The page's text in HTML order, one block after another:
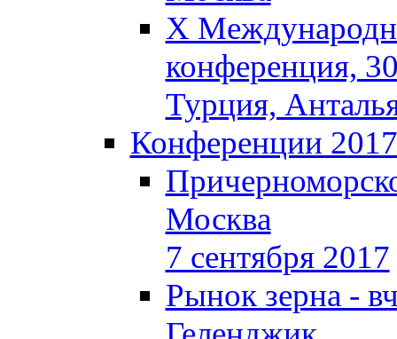
X
конференция,
Турция,
Конференции 2017
Москва
7 сентября 2017
Рынок зерна -